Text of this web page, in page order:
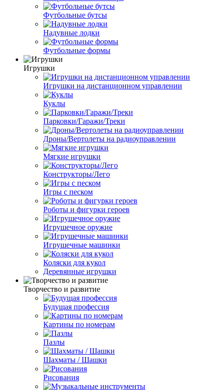
Футбольные бутсы
Надувные лодки
Футбольные формы
Игрушки
Игрушки на дистанционном управлении
Куклы
Парковки/Гаражи/Треки
Дроны/Вертолеты на радиоуправлении
Мягкие игрушки
Конструкторы/Лего
Игры с песком
Роботы и фигурки героев
Игрушечное оружие
Игрушечные машинки
Коляски для кукол
Деревянные игрушки
Творчество и развитие
Будущая профессия
Картины по номерам
Пазлы
Шахматы / Шашки
Рисования